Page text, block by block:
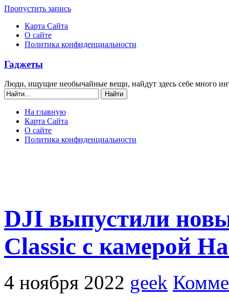
Пропустить запись
Карта Сайта
О сайте
Политика конфиденциальности
Гаджеты
Люди, ищущие необычайные вещи, найдут здесь себе много
На главную
Карта Сайта
О сайте
Политика конфиденциальности
DJI выпустили
Classic с камерой
4 ноября 2022 geek